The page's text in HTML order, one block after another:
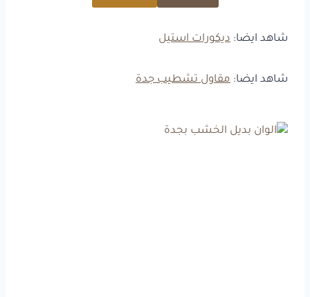
شاهد ايضا: ديكورات استيل
شاهد ايضا: مقاول تشطيب جدة